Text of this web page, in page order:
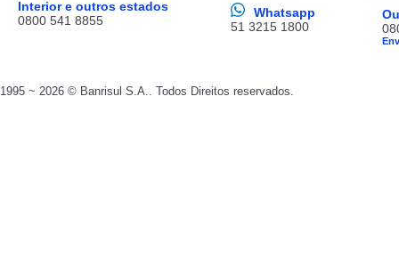
Interior e outros estados
0800 541 8855
Whatsapp
51 3215 1800
1995 ~ 2026 © Banrisul S.A.. Todos Direitos reservados.